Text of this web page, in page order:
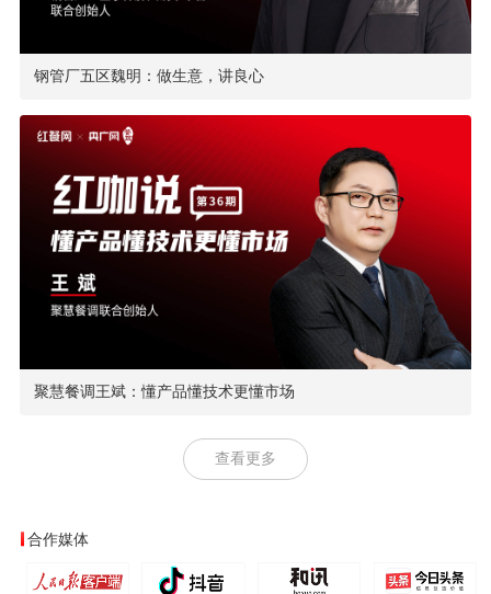
钢管厂五区魏明：做生意，讲良心
聚慧餐调王斌：懂产品懂技术更懂市场
查看更多
合作媒体